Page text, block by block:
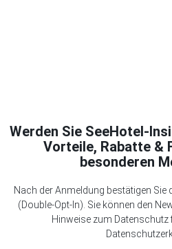
Werden Sie SeeHotel-
Vorteile, Rabatte &
besonderen
Nach der Anmeldung bestätigen Sie
(Double-Opt-In). Sie können den
Hinweise zum Datenschutz